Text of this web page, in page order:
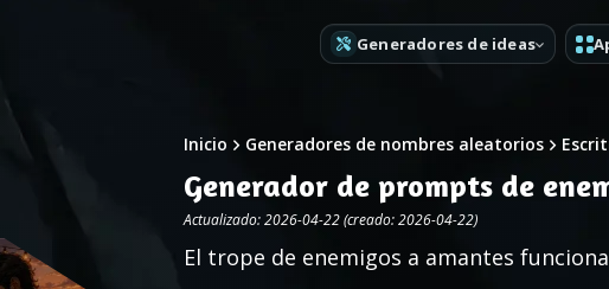
Generadores de ideas
Inicio Generadores de nombres aleatorios
Generador de prompts de
Actualizado: 2026-04-22 (creado: 2026-04-22)
El trope de enemigos a amantes